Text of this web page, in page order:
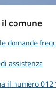
comune
domande
assistenza
il numero